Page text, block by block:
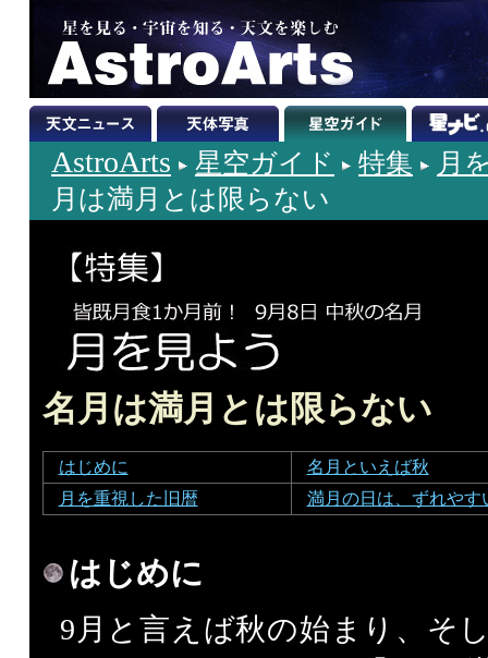
AstroArts 星空ガイド 特集
月
月は満月とは限らない
名月は満月とは限らない
はじめに
名月といえば秋
月を重視した旧暦
満月の日は、ずれやす
はじめに
9月と言えば秋の始まり、そ